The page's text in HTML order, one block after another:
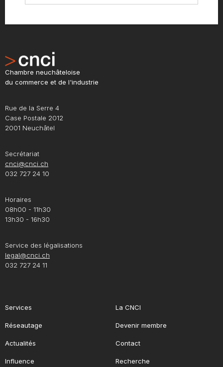
Chambre neuchâteloise
du commerce et de l'industrie
Rue de la Serre 4
Case Postale 2012
2001 Neuchâtel
Secrétariat
cnci@cnci.ch
032 727 24 10
Horaires
08h00 - 11h30
13h30 - 16h30
Service des légalisations
legal@cnci.ch
032 727 24 11
Services
Réseautage
Actualités
Influence
La CNCI
Devenir membre
Contact
Recherche